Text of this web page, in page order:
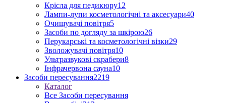
Крісла для педикюру12
Лампи-лупи косметологічні та аксесуари40
Очищувачі повітря5
Засоби по догляду за шкірою26
Перукарські та косметологічні візки29
Зволожувачі повітря10
Ультразвукові скрабери8
Інфрачервона сауна10
Засоби пересування2219
Каталог
Все Засоби пересування